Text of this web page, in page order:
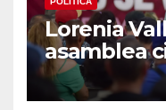
Lorenia
asamblea
Parque
Hermosillo